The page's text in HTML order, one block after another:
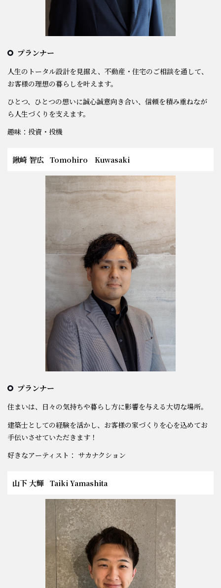
プランナー
人生のトータル設計を見据え、不動産・住宅のご相談を通して、
お客様の理想の暮らしを叶えます。
ひとつ、ひとつの想いに誠心誠意向き合い、信頼を積み重ねなが
ら人生づくりを支えます。
趣味：投資・投機
鍬崎 智広 Tomohiro Kuwasaki
プランナー
住まいは、日々の気持ちや暮らし方に影響を与える大切な場所。
建築士としての経験を活かし、お客様の家づくりを心を込めてお
手伝いさせていただきます！
好きなアーティスト： サカナクション
山下 大輝 Taiki Yamashita